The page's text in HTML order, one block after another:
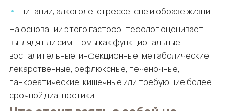
питании, алкоголе, стрессе, сне и образе жизни.
На основании этого гастроэнтеролог оценивает,
выглядят ли симптомы как функциональные,
воспалительные, инфекционные, метаболические,
лекарственные, рефлюксные, печеночные,
панкреатические, кишечные или требующие более
срочной диагностики.